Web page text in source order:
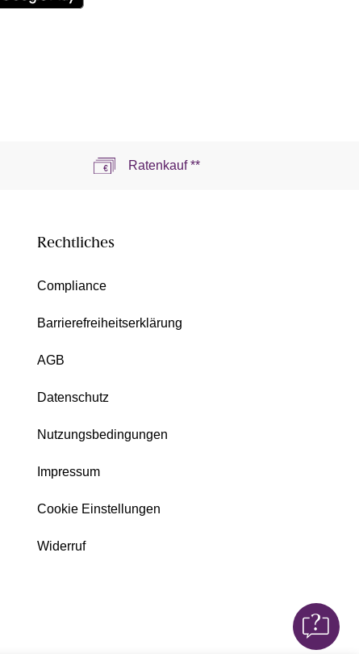
Ratenkauf **
Rechtliches
Compliance
Barrierefreiheitserklärung
AGB
Datenschutz
Nutzungsbedingungen
Impressum
Cookie Einstellungen
Widerruf